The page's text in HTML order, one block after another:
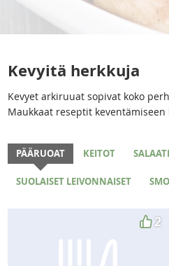
Kevyitä herkkuja
Kevyet arkiruuat sopivat koko
Maukkaat reseptit keventämiseen
PÄÄRUOAT KEITOT
SUOLAISET LEIVONNAISET
2